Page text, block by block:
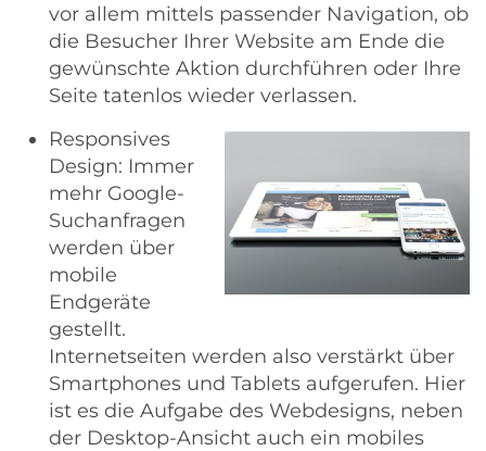
vor allem mittels passender Navigation, ob
die Besucher Ihrer Website am Ende die
gewünschte Aktion durchführen oder Ihre
Seite tatenlos wieder verlassen.
Responsives
Design: Immer
mehr Google-
Suchanfragen
werden über
mobile
Endgeräte
gestellt.
Internetseiten werden also verstärkt über
Smartphones und Tablets aufgerufen. Hier
ist es die Aufgabe des Webdesigns, neben
der Desktop-Ansicht auch ein mobiles